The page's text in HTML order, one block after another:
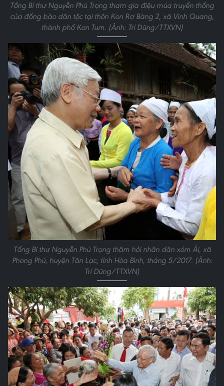
Tổng Bí thư Nguyễn Phú Trọng tham gia điệu múa truyền thống
của đồng bào dân tộc tại thôn Kon Rơ Bàng 2, xã Vinh Quang,
thành phố Kon Tum. (Ảnh: Trí Dũng/TTXVN)
Tổng Bí thư Nguyễn Phú Trọng thăm hỏi nhân dân xóm Ải, xã
Phong Phú, huyện Tân Lạc, tỉnh Hòa Bình, tháng 5/2017. (Ảnh:
Trí Dũng/TTXVN)